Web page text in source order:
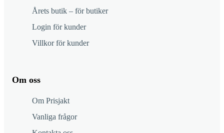
Årets butik – för butiker
Login för kunder
Villkor för kunder
Om oss
Om Prisjakt
Vanliga frågor